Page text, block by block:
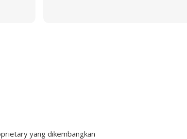
yang dikembangkan